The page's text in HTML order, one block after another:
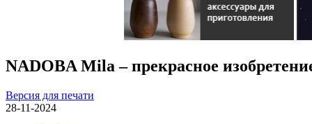
NADOBA Mila – прекрасное
Версия для печати
28-11-2024